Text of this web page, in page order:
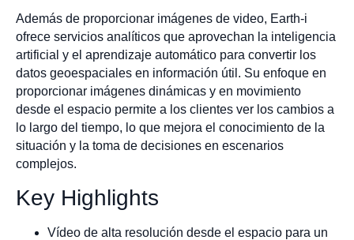
Además de proporcionar imágenes de video, Earth-i
ofrece servicios analíticos que aprovechan la inteligencia
artificial y el aprendizaje automático para convertir los
datos geoespaciales en información útil. Su enfoque en
proporcionar imágenes dinámicas y en movimiento
desde el espacio permite a los clientes ver los cambios a
lo largo del tiempo, lo que mejora el conocimiento de la
situación y la toma de decisiones en escenarios
complejos.
Key Highlights
Vídeo de alta resolución desde el espacio para un